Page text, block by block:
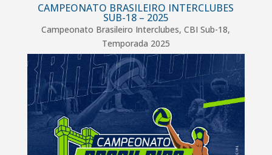
CAMPEONATO BRASILEIRO INTERCLUBES
SUB-18 – 2025
Campeonato Brasileiro Interclubes,CBI Sub-18,
Temporada 2025